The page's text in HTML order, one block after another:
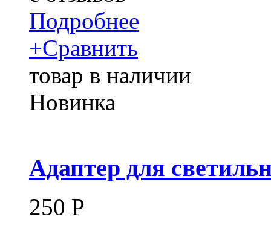
Подробнее
+Сравнить
товар в наличии
Новинка
Адаптер для
250 Р